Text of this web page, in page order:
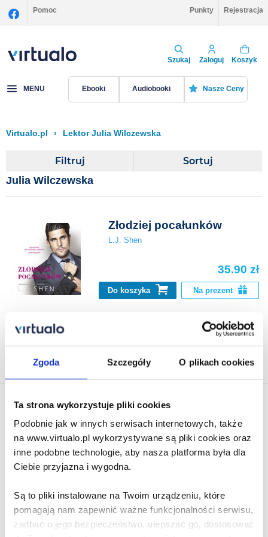
Zgoda Szczegóły O plikach cookies
Ta strona wykorzystuje pliki cookies
Podobnie jak w innych serwisach internetowych, także
na www.virtualo.pl wykorzystywane są pliki cookies oraz
inne podobne technologie, aby nasza platforma była dla
Ciebie przyjazna i wygodna.
Są to pliki instalowane na Twoim urządzeniu, które
pomagają nam zapewnić ważne funkcjonalności serwisu,
zadbać o jego bezpieczeństwo, ulepszać go, dostosować
Pomoc Punkty Rejestracja
Szukaj Zaloguj Koszyk
MENU Ebooki Audiobooki Nasze Ceny
Virtualo.pl › Lektor Julia Wilczewska
Filtruj Sortuj
Julia Wilczewska
Złodziej pocałunków
L.J. Shen
35.90 zł
Do koszyka Na prezent
Na stronie 40
Newsletter - rabat 10%
Klikając ZAPISZ SIĘ, zgadzasz się na otrzymywanie informacji
marketingowych dotyczących virtualo.pl oraz partnerów biznesowych
Zgodę można wycofać w każdym czasie w sposób określony w
Polityce Prywatności
Wycofanie zgody nie wpływa na zgodność z prawem przetwarzania
dokonanego przed jej wycofaniem.
Zapisz się